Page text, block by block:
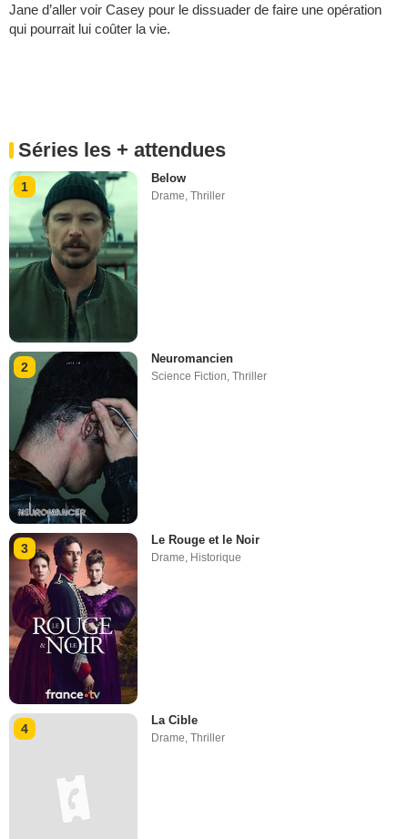
Jane d’aller voir Casey pour le dissuader de faire une opération
qui pourrait lui coûter la vie.
Séries les + attendues
1
Below
Drame,Thriller
2
Neuromancien
Science Fiction,Thriller
3
Le Rouge et le Noir
Drame Historique
4
La Cible
Drame,Thriller